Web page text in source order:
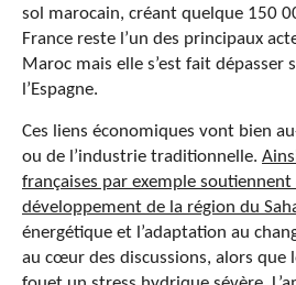
sol marocain, créant quelque 150
France reste l’un des principaux
Maroc mais elle s’est fait dépasser
l’Espagne.
Ces liens économiques vont bien
ou de l’industrie traditionnelle.
françaises par exemple soutiennent
développement de la région du
énergétique et l’adaptation au
au cœur des discussions, alors que